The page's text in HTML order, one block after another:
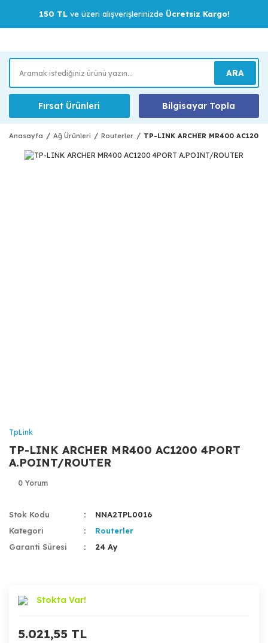
150 TLve üzeri alışverişlerinizde Ücretsiz Kargo!
ARA
Fırsat Ürünleri Bilgisayar Topla
Anasayfa Ağ Ürünleri Routerler TP-LINK ARCHER MR400
TpLink
TP-LINK ARCHER MR400 AC1200 4PORT
A.POINT/ROUTER
0 Yorum
Stok Kodu
NNA2TPL0016
Kategori
Routerler
Garanti Süresi
24 Ay
Stokta Var!
5.021,55 TL